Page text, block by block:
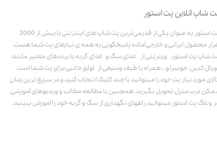
شاپ آنلاین پت استور
پت استور به عنوان یکی از قدیمی‌ترین پت شاپ های اینترنتی با بیش از 3000
محصول ایرانی و خارجی آماده پاسخگویی به همه ی نیازهای پت شما هست.
شاپ پت استور، ویترینی از غذای سگ و غذای گربه با برندهای معتبر مانند:
کنین، جوسرا و .. همراه با طیف وسیعی از لوازم جانبی برای پت شما است.
مورد نیاز پت خود را میتوانید با چند کلیک انتخاب کنید و در سریع ترین زمان
درب منزل تحویل بگیرید. همچنین با مطالعه مطالب و ویدیوهای آموزشی
وبلاگ پت استور میتوانید راههای نگهداری از سگ و گربه خود را آموزش ببینید.